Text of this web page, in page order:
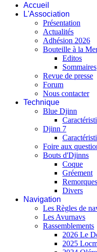
Accueil
L'Association
Présentation
Actualités
Adhésion 2026
Bouteille à la
Editos
Sommaires
Revue de presse
Forum
Nous contacter
Technique
Blue Djinn
Djinn 7
Foire aux
Bouts d'Djinns
Coque
Gréement
Remorques
Divers
Navigation
Les Règles de
Les Avurnavs
Rassemblements
2026 Le
2025